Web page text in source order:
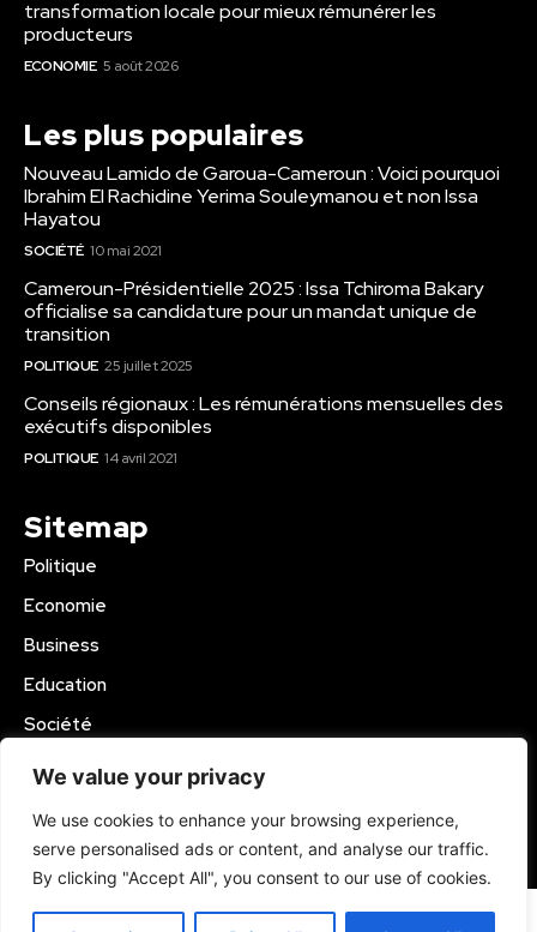
We value your privacy
We use cookies to enhance your browsing experience,
serve personalised ads or content, and analyse our traffic.
By clicking "Accept All", you consent to our use of cookies.
transformation locale pour mieux rémunérer les
producteurs
ECONOMIE 5 août 2026
Les plus populaires
Nouveau Lamido de Garoua-Cameroun : Voici pourquoi
Ibrahim El Rachidine Yerima Souleymanou et non Issa
Hayatou
SOCIÉTÉ 10 mai 2021
Cameroun-Présidentielle 2025 : Issa Tchiroma Bakary
officialise sa candidature pour un mandat unique de
transition
POLITIQUE 25 juillet 2025
Conseils régionaux : Les rémunérations mensuelles des
exécutifs disponibles
POLITIQUE 14 avril 2021
Sitemap
Politique
Economie
Business
Education
Société
Sport
© 2024 Kamer Infos+. All Rights Reserved.